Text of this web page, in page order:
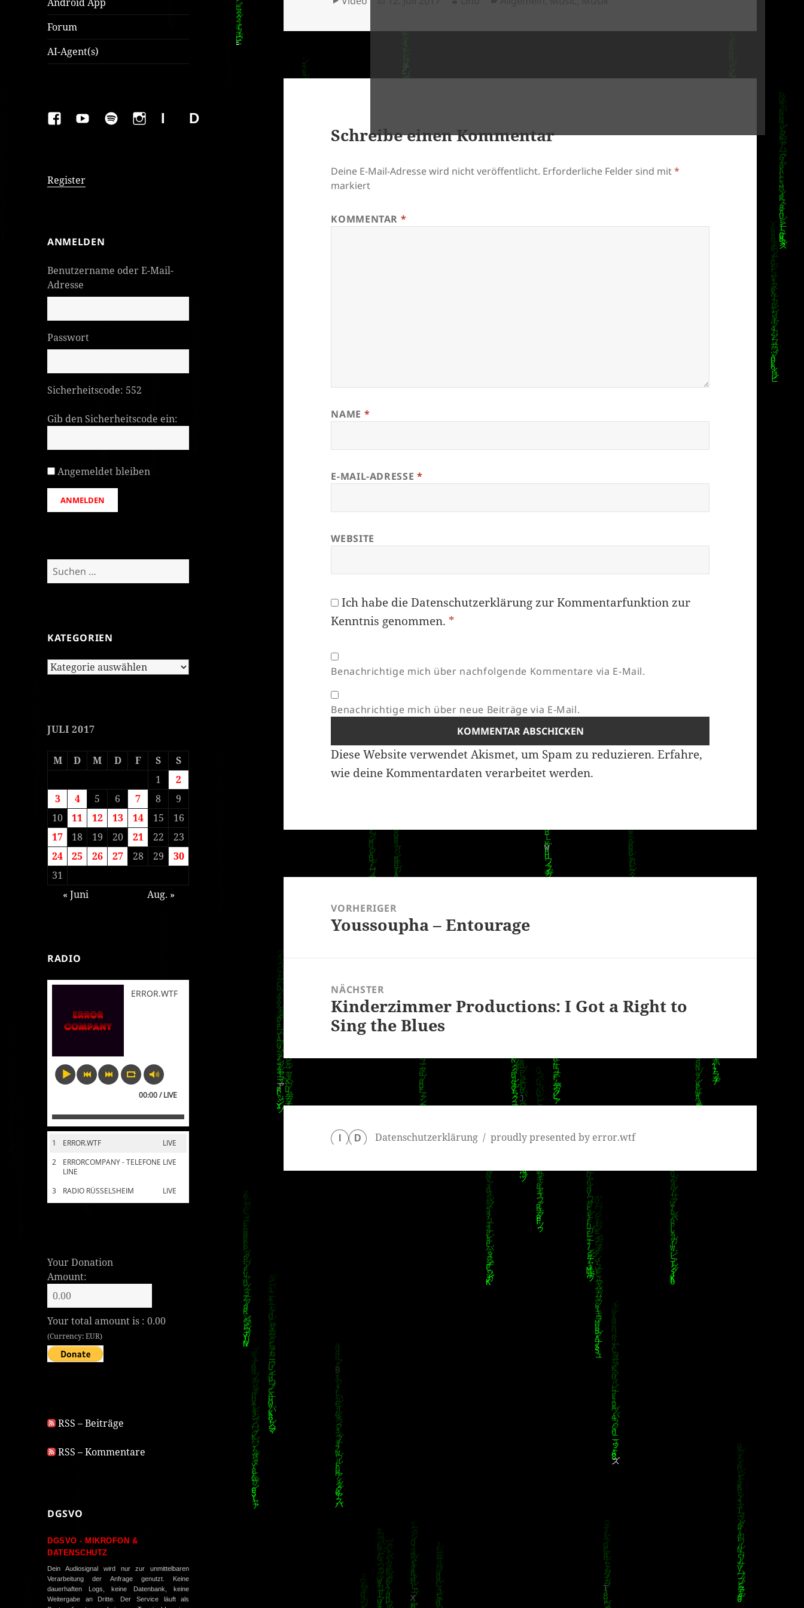
Forum
AI-Agent(s)
FAKEBOOK
YOUTUBESPOTIFYINSTAGRAM
IMPRESSUMDatenschutzerklärung
Register
ANMELDEN
Benutzername oder E-Mail-
Adresse
Passwort
Sicherheitscode: 552
Gib den Sicherheitscode ein:
Angemeldet bleiben
ANMELDEN
Suchen
nach:
KATEGORIEN
Kategorien
JULI 2017
M D M D F S
S
1
2
3
4 5 6 7 8
9
10
11 12 13 14 15
16
17
18 19 20 21 22
23
24
25 26 27 28 29
30
31
« Juni
Aug. »
RADIO
ERROR.WTF
00:00 / LIVE
1 LIVE
ERROR.WTF
2
LIVE
ERRORCOMPANY - TELEFONE
LINE
3
LIVE
RADIO RÜSSELSHEIM
Your Donation
Amount:
Your total amount is :0.00
(Currency: EUR)
RSS – Beiträge
RSS – Kommentare
DGSVO
DGSVO - MIKROFON &
DATENSCHUTZ
Dein Audiosignal wird nur zur unmittelbaren
Verarbeitung der Anfrage genutzt. Keine
dauerhaften Logs, keine Datenbank, keine
Weitergabe an Dritte. Der Service läuft als
Schreibe einen Kommentar
Deine E-Mail-Adresse wird nicht veröffentlicht. Erforderliche Felder sind mit*
markiert
KOMMENTAR *
NAME *
E-MAIL-ADRESSE *
WEBSITE
Ich habe dieDatenschutzerklärungzur Kommentarfunktion zur
Kenntnis genommen. *
Benachrichtige mich über nachfolgende Kommentare via E-Mail.
Benachrichtige mich über neue Beiträge via E-Mail.
Diese Website verwendet Akismet, um Spam zu reduzieren.Erfahre,
wie deine Kommentardaten verarbeitet werden.
VORHERIGER
Vorheriger
Youssoupha – Entourage
NÄCHSTER
Nächster
Beitrag:
Kinderzimmer Productions: I Got a Right to
Sing the Blues
D Datenschutzerklärung proudly presented by error.wtf